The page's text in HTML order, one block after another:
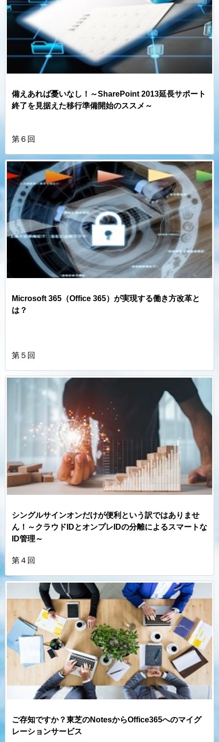
備えあれば憂いなし！～SharePoint 2013延長サポート
終了を見据えた移行準備開始のススメ～
第６回
Microsoft 365（Office 365）が実現する働き方改革と
は？
第５回
シングルサインオンだけが便利という訳ではありませ
ん！～クラウドIDとオンプレIDの分離によるスマートな
ID管理～
第４回
ご存知ですか？東芝のNotesからOffice365へのマイグ
レーションサービス